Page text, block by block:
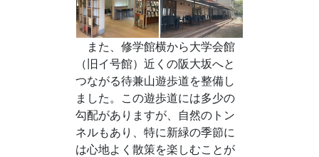
また、修学館横から大学会館
（旧イ号館）近くの阪大坂へと
つながる待兼山遊歩道を整備し
ました。この遊歩道には多少の
勾配がありますが、自然のトン
ネルもあり、特に新緑の季節に
は心地よく散策を楽しむことが